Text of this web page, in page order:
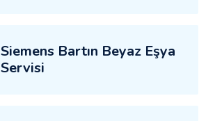
Siemens Bartın Beyaz Eşya
Servisi